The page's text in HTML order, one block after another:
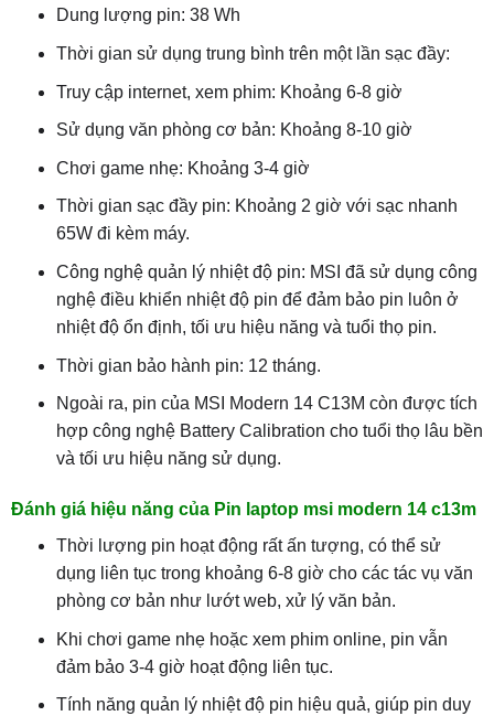
Dung lượng pin: 38 Wh
Thời gian sử dụng trung bình trên một lần sạc đầy:
Truy cập internet, xem phim: Khoảng 6-8 giờ
Sử dụng văn phòng cơ bản: Khoảng 8-10 giờ
Chơi game nhẹ: Khoảng 3-4 giờ
Thời gian sạc đầy pin: Khoảng 2 giờ với sạc nhanh
65W đi kèm máy.
Công nghệ quản lý nhiệt độ pin: MSI đã sử dụng công
nghệ điều khiển nhiệt độ pin để đảm bảo pin luôn ở
nhiệt độ ổn định, tối ưu hiệu năng và tuổi thọ pin.
Thời gian bảo hành pin: 12 tháng.
Ngoài ra, pin của MSI Modern 14 C13M còn được tích
hợp công nghệ Battery Calibration cho tuổi thọ lâu bền
và tối ưu hiệu năng sử dụng.
Đánh giá hiệu năng của Pin laptop msi modern 14 c13m
Thời lượng pin hoạt động rất ấn tượng, có thể sử
dụng liên tục trong khoảng 6-8 giờ cho các tác vụ văn
phòng cơ bản như lướt web, xử lý văn bản.
Khi chơi game nhẹ hoặc xem phim online, pin vẫn
đảm bảo 3-4 giờ hoạt động liên tục.
Tính năng quản lý nhiệt độ pin hiệu quả, giúp pin duy